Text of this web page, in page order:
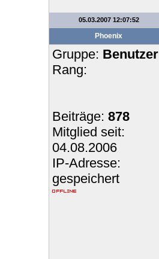
05.03.2007 12:07:52
Phoenix
Gruppe: Benutzer
Rang:
Beiträge: 878
Mitglied seit:
04.08.2006
IP-Adresse:
gespeichert